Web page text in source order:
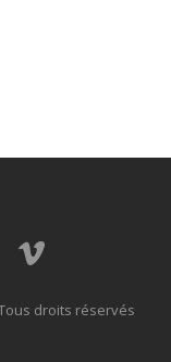
droits réservés